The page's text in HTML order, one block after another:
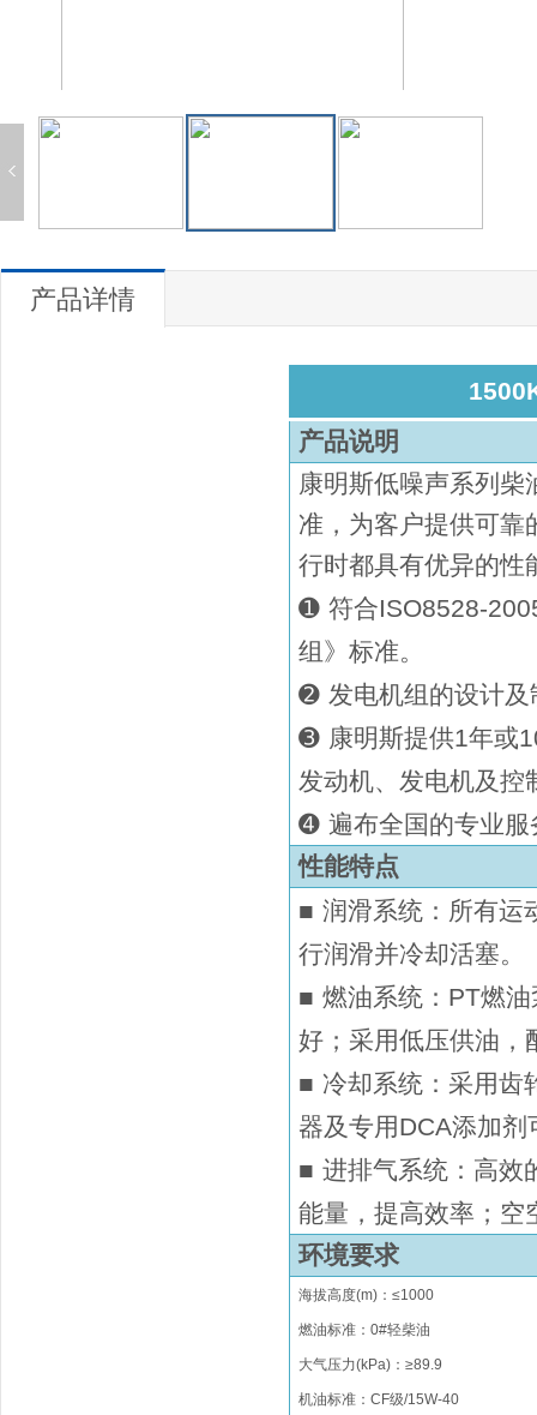
产品详情
产品说明
康明斯低噪声系列 柴
准，为客户提供可靠
行时都具有优异的性
➊ 符合ISO8528-
组》标准。
➋ 发电机组的设计
➌ 康明斯提供1年或
发动机、发电机及控
➍ 遍布全国的专业
性能特点
■ 润滑系统：所有运
行润滑并冷却活塞。
■ 燃油系统：PT燃油
好；采用低压供油
■ 冷却系统：采用齿
器及专用DCA添加
■ 进排气系统：高效
能量，提高效率；空
环境要求
海拔高度(m) ：≤1000
燃油标准：0#轻柴油
大气压力(kPa)：≥89.9
机油标准：CF级/15W-40